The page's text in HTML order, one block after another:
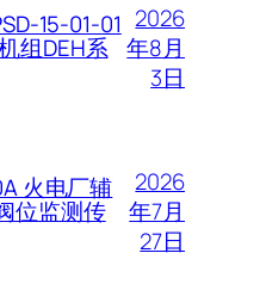
15-01-01
组DEH系
2026
年8月
3日
火电厂辅
位监测传
2026
年7月
27日